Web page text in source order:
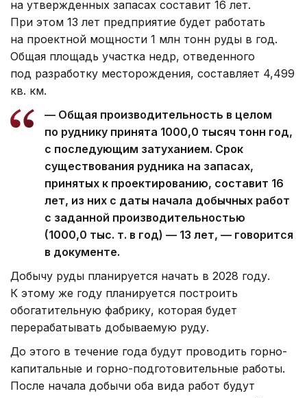
на утвержденных запасах составит 16 лет.
При этом 13 лет предприятие будет работать
на проектной мощности 1 млн тонн руды в год.
Общая площадь участка недр, отведенного
под разработку месторождения, составляет 4,499
кв. км.
— Общая производительность в целом
по руднику принята 1000,0 тысяч тонн год,
с последующим затуханием. Срок
существования рудника на запасах,
принятых к проектированию, составит 16
лет, из них с даты начала добычных работ
с заданной производительностью
(1000,0 тыс. т. в год) — 13 лет, — говорится
в документе.
Добычу руды планируется начать в 2028 году.
К этому же году планируется построить
обогатительную фабрику, которая будет
перерабатывать добываемую руду.
До этого в течение года будут проводить горно-
капитальные и горно-подготовительные работы.
После начала добычи оба вида работ будут